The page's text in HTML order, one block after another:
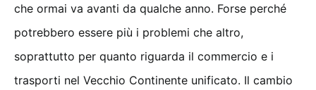
che ormai va avanti da qualche anno. Forse perché
potrebbero essere più i problemi che altro,
soprattutto per quanto riguarda il commercio e i
trasporti nel Vecchio Continente unificato. Il cambio